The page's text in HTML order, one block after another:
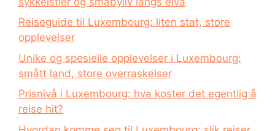
Reiseguide til Luxembourg: liten stat, store
opplevelser
Unike og spesielle opplevelser i Luxembourg:
smått land, store overraskelser
Prisnivå i Luxembourg: hva koster det egentlig å
reise hit?